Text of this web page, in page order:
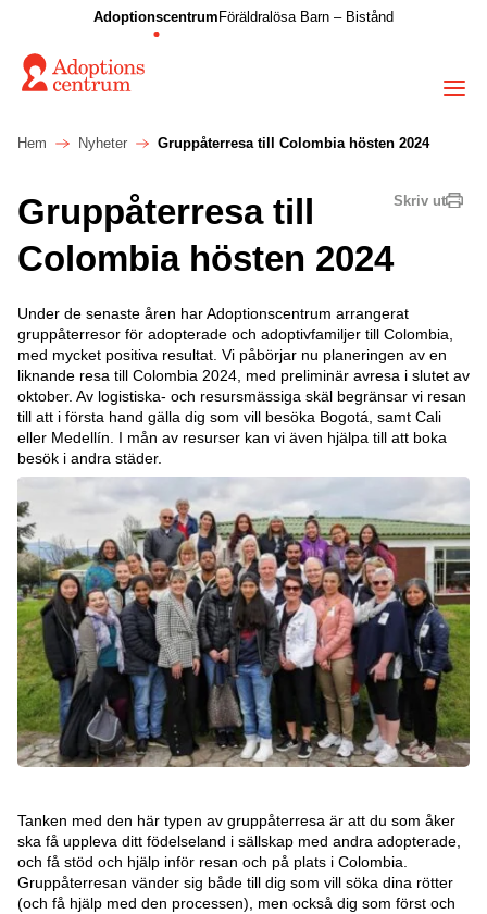
Adoptionscentrum Föräldralösa Barn – Bistånd
Hem Nyheter Gruppåterresa till Colombia hösten 2024
Skriv ut
Gruppåterresa till
Colombia hösten 2024
Under de senaste åren har Adoptionscentrum arrangerat
gruppåterresor för adopterade och adoptivfamiljer till Colombia,
med mycket positiva resultat. Vi påbörjar nu planeringen av en
liknande resa till Colombia 2024, med preliminär avresa i slutet av
oktober. Av logistiska- och resursmässiga skäl begränsar vi resan
till att i första hand gälla dig som vill besöka Bogotá, samt Cali
eller Medellín. I mån av resurser kan vi även hjälpa till att boka
besök i andra städer.
Tanken med den här typen av gruppåterresa är att du som åker
ska få uppleva ditt födelseland i sällskap med andra adopterade,
och få stöd och hjälp inför resan och på plats i Colombia.
Gruppåterresan vänder sig både till dig som vill söka dina rötter
(och få hjälp med den processen), men också dig som först och